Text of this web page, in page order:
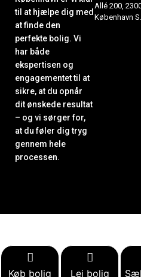
Køb bolig Lej bolig
til at hjælpe dig med
at finde den
perfekte bolig. Vi
har både
ekspertisen og
engagementet til at
sikre, at du opnår
dit ønskede resultat
– og vi sørger for,
at du føler dig tryg
gennem hele
processen.
Allé 200,
København S.